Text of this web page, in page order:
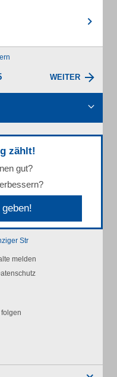
WEITER
zählt!
gut?
Str
melden